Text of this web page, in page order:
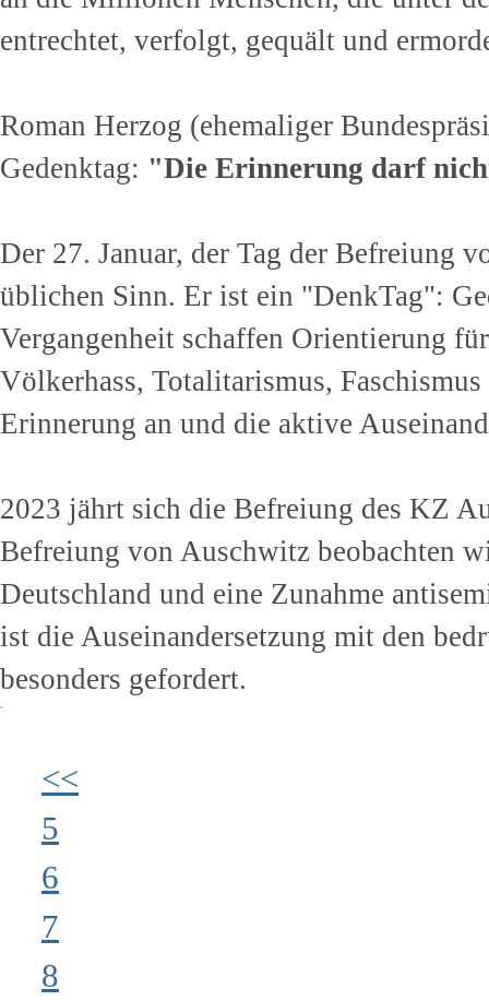
entrechtet, ver­folgt, gequält und
Roman Herzog (ehemaliger
Gedenktag: "Die Erinnerung darf
Der 27. Januar, der Tag der Befreiung
üblichen Sinn. Er ist ein "DenkTag":
Vergangenheit schaffen Orientierung
Völkerhass, Totalitarismus,
Erinnerung an und die aktive
2023 jährt sich die Befreiung des KZ
Befreiung von Auschwitz beobachten
Deutschland und eine Zunahme
ist die Auseinandersetzung mit den
besonders gefordert.
<<
5
6
7
8